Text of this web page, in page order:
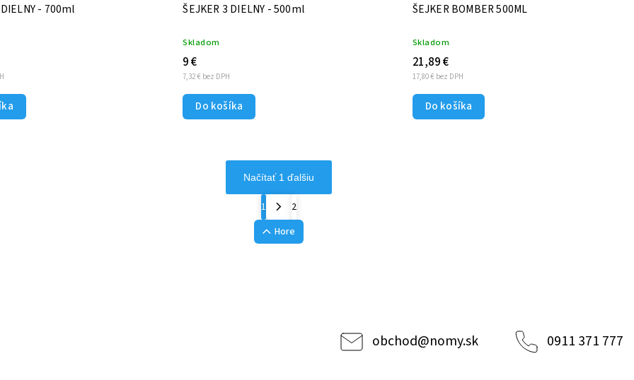
- 700ml ŠEJKER 3 DIELNY - 500ml
Skladom
7,32 € bez DPH
9 €
Do košíka
ŠEJKER BOMBER 500ML
Skladom
17,80 € bez DPH
21,89 €
Do košíka
Načítať 1 ďalšiu
1
2
Hore
obchod@nomy.sk 0911 371 777